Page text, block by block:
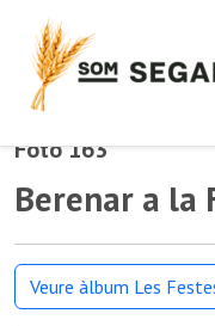
Foto 163
Berenar a la
Veure àlbum Les